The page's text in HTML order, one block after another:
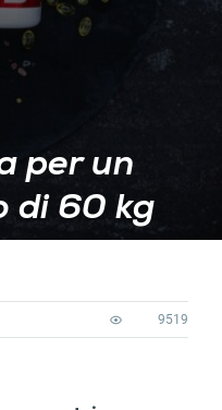
per un
di 60 kg
9519